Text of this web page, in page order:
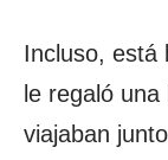
Incluso, está
le regaló
viajaban